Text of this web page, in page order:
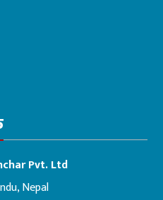
Pvt. Ltd
Nepal